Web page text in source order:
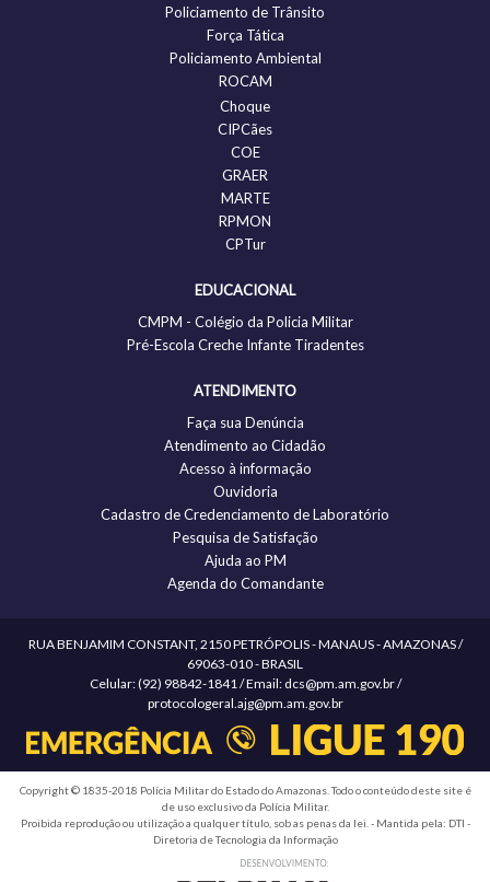
Policiamento de Trânsito
Força Tática
Policiamento Ambiental
ROCAM
Choque
CIPCães
COE
GRAER
MARTE
RPMON
CPTur
EDUCACIONAL
CMPM - Colégio da Policia Militar
Pré-Escola Creche Infante Tiradentes
ATENDIMENTO
Faça sua Denúncia
Atendimento ao Cidadão
Acesso à informação
Ouvidoria
Cadastro de Credenciamento de Laboratório
Pesquisa de Satisfação
Ajuda ao PM
Agenda do Comandante
RUA BENJAMIM CONSTANT, 2150 PETRÓPOLIS - MANAUS - AMAZONAS /
69063-010 - BRASIL
Celular: (92) 98842-1841 / Email: dcs@pm.am.gov.br /
protocologeral.ajg@pm.am.gov.br
Copyright © 1835-2018 Polícia Militar do Estado do Amazonas. Todo o conteúdo deste site é
de uso exclusivo da Polícia Militar.
Proibida reprodução ou utilização a qualquer título, sob as penas da lei. - Mantida pela: DTI -
Diretoria de Tecnologia da Informação